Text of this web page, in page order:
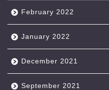
February 2022
January 2022
December 2021
September 2021